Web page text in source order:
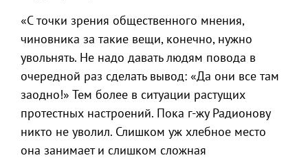
«С точки зрения общественного мнения,
чиновника за такие вещи, конечно, нужно
увольнять. Не надо давать людям повода в
очередной раз сделать вывод: «Да они все там
заодно!» Тем более в ситуации растущих
протестных настроений. Пока г-жу Радионову
никто не уволил. Слишком уж хлебное место
она занимает и слишком сложная